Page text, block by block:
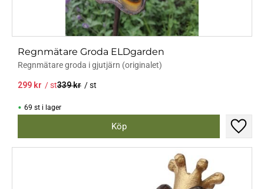
Regnmätare Groda ELDgarden
Regnmätare groda i gjutjärn (originalet)
299 kr /st339kr /st
Lägg
69 st i lager